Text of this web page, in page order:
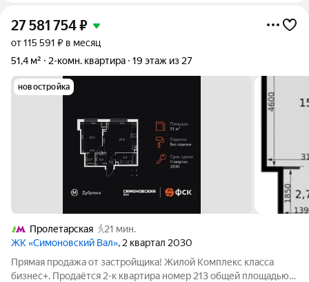
27 581 754₽
от 115 591 ₽ в месяц
51,4 м²
2-комн. квартира 19 этаж из 27
новостройка
Пролетарская
21 мин.
ЖК «Симоновский Вал», 2 квартал 2030
Прямая продажа от застройщика! Жилой Комплекс класса
бизнес+. Продаётся 2-к квартира номер 213 общей площадью